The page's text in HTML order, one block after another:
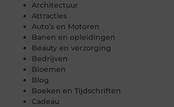
Architectuur
Attracties
Auto’s en Motoren
Banen en opleidingen
Beauty en verzorging
Bedrijven
Bloemen
Blog
Boeken en Tijdschriften
Cadeau